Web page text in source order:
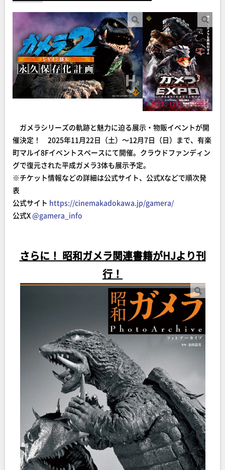
ガメラシリーズの軌跡と魅力に迫る展示・物販イベントが開
催決定！ 2025年11月22日（土）～12月7日（日）まで、有楽
町マルイ8Fイベントスペースにて開催。クラウドファンディン
グで復元された平成ガメラ3体も展示予定。
※チケット情報などの詳細は公式サイト、公式Xなどで順次発
表
公式サイト https://cinemakadokawa.jp/gamera/
公式X@gamera_info
さらに！ 昭和ガメラ関連書籍がHJより刊
行！